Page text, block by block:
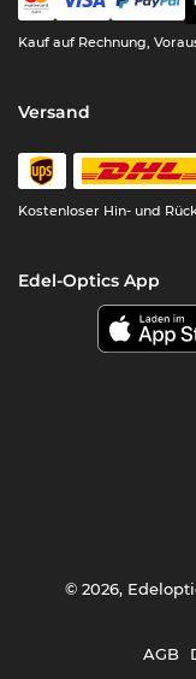
Kauf auf Rechnung,
Versand
Kostenloser Hin- und
Edel-Optics App
AGB
© 2026,